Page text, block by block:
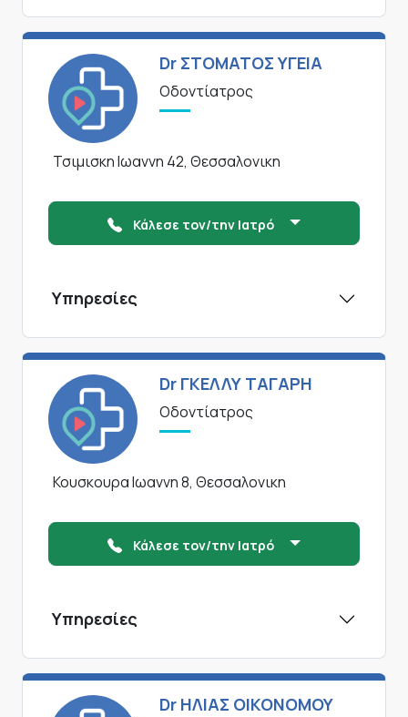
Dr ΣΤΟΜΑΤΟΣ ΥΓΕΙΑ
Οδοντίατρος
Τσιμισκη Ιωαννη 42, Θεσσαλονικη
Κάλεσε τον/την Ιατρό
Υπηρεσίες
Dr ΓΚΕΛΛΥ ΤΑΓΑΡΗ
Οδοντίατρος
Κουσκουρα Ιωαννη 8, Θεσσαλονικη
Κάλεσε τον/την Ιατρό
Υπηρεσίες
Dr ΗΛΙΑΣ ΟΙΚΟΝΟΜΟΥ